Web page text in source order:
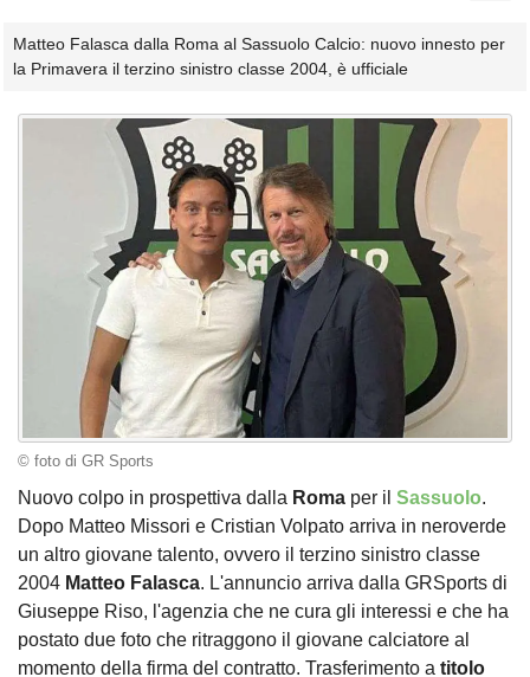
Matteo Falasca dalla Roma al Sassuolo Calcio: nuovo innesto per
la Primavera il terzino sinistro classe 2004, è ufficiale
© foto di GR Sports
Nuovo colpo in prospettiva dalla Roma per il Sassuolo.
Dopo Matteo Missori e Cristian Volpato arriva in neroverde
un altro giovane talento, ovvero il terzino sinistro classe
2004 Matteo Falasca. L'annuncio arriva dalla GRSports di
Giuseppe Riso, l'agenzia che ne cura gli interessi e che ha
postato due foto che ritraggono il giovane calciatore al
momento della firma del contratto. Trasferimento a titolo